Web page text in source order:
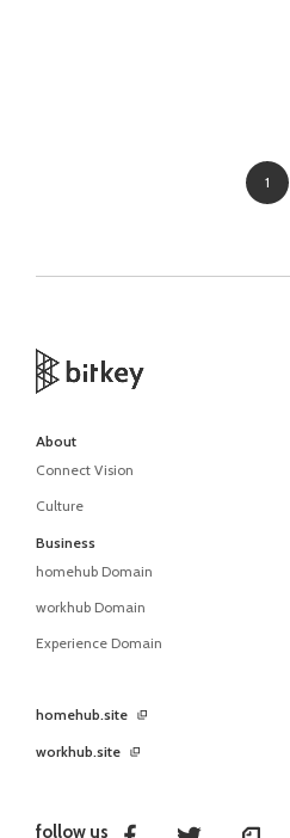
1
follow us
About
Connect Vision
Culture
Business
homehub Domain
workhub Domain
Experience Domain
homehub.site
workhub.site